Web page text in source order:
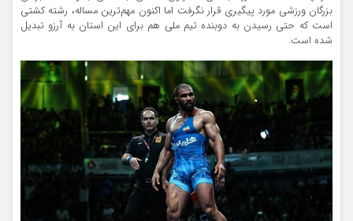
بزرگان ورزشی مورد پیگیری قرار نگرفت اما اکنون مهم‌ترین مساله، رشته کشتی
است که حتی رسیدن به دوبنده تیم ملی هم برای این استان به آرزو تبدیل
شده است.